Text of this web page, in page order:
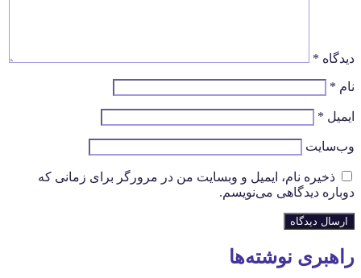
دیدگاه *
نام *
ایمیل *
وب‌سایت
ذخیره نام، ایمیل و وبسایت من در مرورگر برای زمانی که
دوباره دیدگاهی می‌نویسم.
راهبری نوشته‌ها